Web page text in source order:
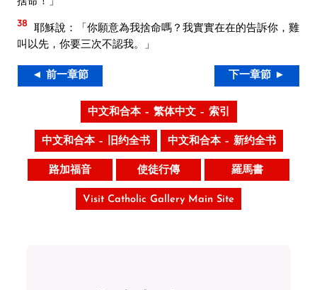
38 耶穌說：「你願意為我捨命嗎？我實實在在的告訴你，雞
叫以先，你要三次不認我。」
◄ 前一章節 下一章節 ►
中文和合本 – 繁体中文 – 索引
中文和合本 – 旧约全书 中文和合本 – 新约全书
路加福音 使徒行傳 羅馬書
Visit Catholic Gallery Main Site